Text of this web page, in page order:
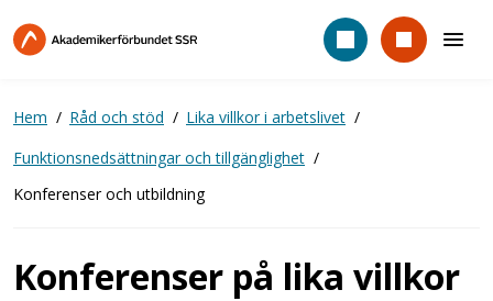
till
Hem Råd och stöd
Lika villkor i arbetslivet
Funktionsnedsättningar och tillgänglighet
Konferenser och utbildning
Konferenser på lika villkor